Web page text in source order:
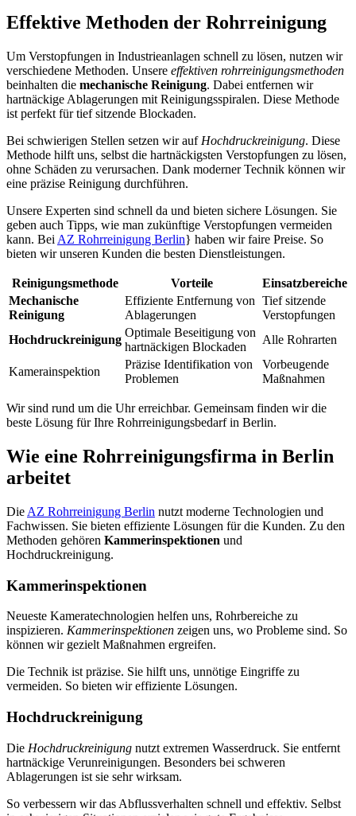
Effektive Methoden der Rohrreinigung
Um Verstopfungen in Industrieanlagen schnell zu lösen, nutzen wir
verschiedene Methoden. Unsere effektiven rohrreinigungsmethoden
beinhalten die mechanische Reinigung. Dabei entfernen wir
hartnäckige Ablagerungen mit Reinigungsspiralen. Diese Methode
ist perfekt für tief sitzende Blockaden.
Bei schwierigen Stellen setzen wir auf Hochdruckreinigung. Diese
Methode hilft uns, selbst die hartnäckigsten Verstopfungen zu lösen,
ohne Schäden zu verursachen. Dank moderner Technik können wir
eine präzise Reinigung durchführen.
Unsere Experten sind schnell da und bieten sichere Lösungen. Sie
geben auch Tipps, wie man zukünftige Verstopfungen vermeiden
kann. Bei AZ Rohrreinigung Berlin} haben wir faire Preise. So
bieten wir unseren Kunden die besten Dienstleistungen.
Reinigungsmethode Vorteile
Einsatzbereiche
Mechanische
Reinigung
Effiziente Entfernung von
Ablagerungen
Tief sitzende
Verstopfungen
Hochdruckreinigung
Optimale Beseitigung von
hartnäckigen Blockaden
Alle Rohrarten
Kamerainspektion
Präzise Identifikation von
Problemen
Vorbeugende
Maßnahmen
Wir sind rund um die Uhr erreichbar. Gemeinsam finden wir die
beste Lösung für Ihre Rohrreinigungsbedarf in Berlin.
Wie eine Rohrreinigungsfirma in Berlin
arbeitet
Die AZ Rohrreinigung Berlin nutzt moderne Technologien und
Fachwissen. Sie bieten effiziente Lösungen für die Kunden. Zu den
Methoden gehören Kammerinspektionen und
Hochdruckreinigung.
Kammerinspektionen
Neueste Kameratechnologien helfen uns, Rohrbereiche zu
inspizieren. Kammerinspektionen zeigen uns, wo Probleme sind. So
können wir gezielt Maßnahmen ergreifen.
Die Technik ist präzise. Sie hilft uns, unnötige Eingriffe zu
vermeiden. So bieten wir effiziente Lösungen.
Hochdruckreinigung
Die Hochdruckreinigung nutzt extremen Wasserdruck. Sie entfernt
hartnäckige Verunreinigungen. Besonders bei schweren
Ablagerungen ist sie sehr wirksam.
So verbessern wir das Abflussverhalten schnell und effektiv. Selbst